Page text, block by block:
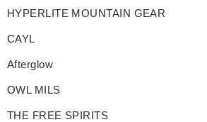
HYPERLITE MOUNTAIN GEAR
CAYL
Afterglow
OWL MILS
THE FREE SPIRITS